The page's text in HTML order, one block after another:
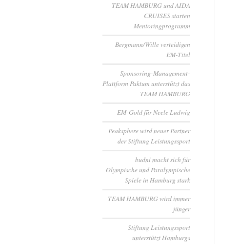
TEAM HAMBURG und AIDA
CRUISES starten
Mentoringprogramm
Bergmann/Wille verteidigen
EM-Titel
Sponsoring-Management-
Plattform Paktum unterstützt das
TEAM HAMBURG
EM-Gold für Neele Ludwig
Peaksphere wird neuer Partner
der Stiftung Leistungssport
budni macht sich für
Olympische und Paralympische
Spiele in Hamburg stark
TEAM HAMBURG wird immer
jünger
Stiftung Leistungssport
unterstützt Hamburgs